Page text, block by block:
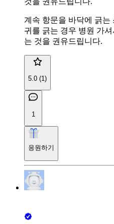
계속 항문을 바닥에 긁는
귀를 긁는 경우 병원 가
는 것을 권유드립니다.
5.0 (1)
1
응원하기